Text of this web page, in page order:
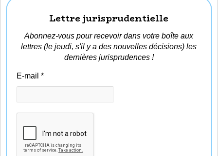
Lettre jurisprudentielle
Abonnez-vous pour recevoir dans votre boîte aux
lettres (le jeudi, s'il y a des nouvelles décisions) les
dernières jurisprudences !
E-mail*